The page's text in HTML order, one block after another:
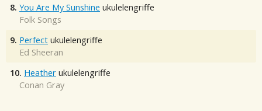
8. You Are My Sunshine ukulelengriffe
Folk Songs
9. Perfect ukulelengriffe
Ed Sheeran
10. Heather ukulelengriffe
Conan Gray